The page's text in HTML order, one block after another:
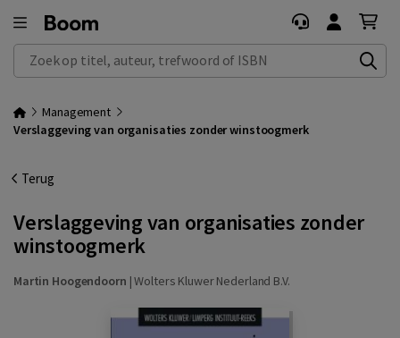
Zoek op titel, auteur, trefwoord of ISBN
Management
Verslaggeving van organisaties zonder winstoogmerk
Terug
Verslaggeving van organisaties zonder
winstoogmerk
Martin Hoogendoorn |Wolters Kluwer Nederland B.V.